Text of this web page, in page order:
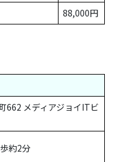
88,000円
662 メディアジョイITビ
約2分